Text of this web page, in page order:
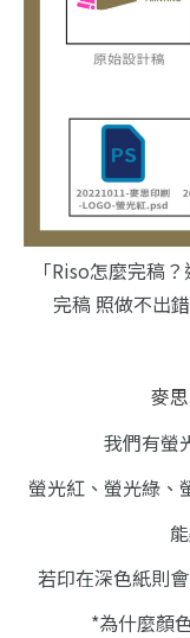
「Riso怎麼完稿
完稿 照做不出
麥
我們有螢
螢光紅、螢光綠、
若印在深色紙則
*為什麼顏